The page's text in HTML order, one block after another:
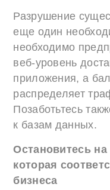
Разрушение
еще один
необходимо
веб-уровень
приложения, а
распределяет
Позаботьтесь
к базам данных.
Остановитесь
которая
бизнеса